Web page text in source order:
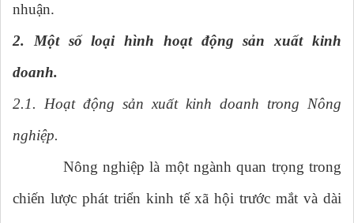
nhuận.
2. Một số loại hình hoạt động sản xuất kinh
doanh.
2.1. Hoạt động sản xuất kinh doanh trong Nông
nghiệp.
Nông nghiệp là một ngành quan trọng trong
chiến lược phát triển kinh tế xã hội trước mắt và dài